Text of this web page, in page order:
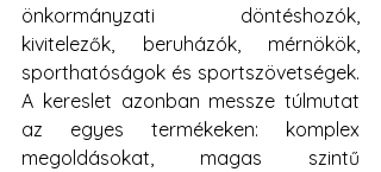
önkormányzati döntéshozók,
kivitelezők, beruházók, mérnökök,
sporthatóságok és sportszövetségek.
A kereslet azonban messze túlmutat
az egyes termékeken: komplex
megoldásokat, magas szintű